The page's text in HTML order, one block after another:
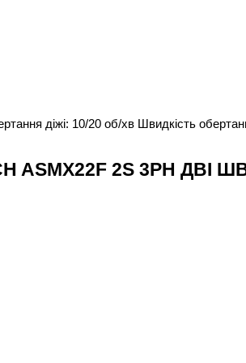
діжі: 10/20 об/хв Швидкість
ASMX22F 2S 3PH ДВІ